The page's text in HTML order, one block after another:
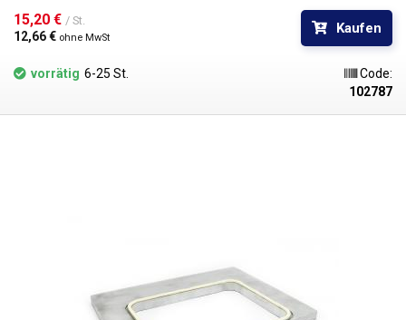
15,20 € / St.
12,66 € ohne MwSt
Kaufen
vorrätig 6-25 St.
Code:
102787